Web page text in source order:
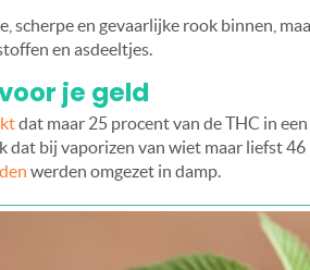
scherpe en gevaarlijke rook binnen,
en asdeeltjes.
je geld
dat maar 25 procent van de THC in
dat bij vaporizen van wiet maar liefst
werden omgezet in damp.